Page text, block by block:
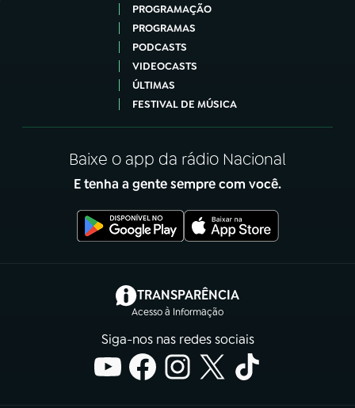
PROGRAMAÇÃO
PROGRAMAS
PODCASTS
VIDEOCASTS
ÚLTIMAS
FESTIVAL DE MÚSICA
Baixe o app da rádio Nacional
E tenha a gente sempre com você.
TRANSPARÊNCIA
Acesso à Informação
(abre em nova aba)
Siga-nos nas redes sociais